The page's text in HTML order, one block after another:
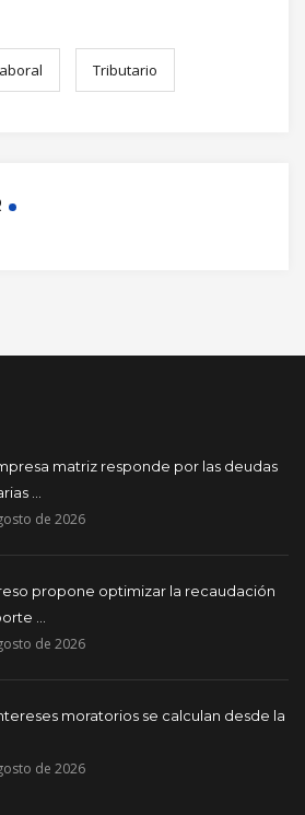
Tributario
matriz responde por las deudas
...
de 2026
propone optimizar la recaudación
...
de 2026
moratorios se calculan desde la
de 2026